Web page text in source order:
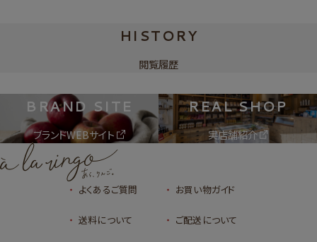
HISTORY
閲覧履歴
BRAND SITE
ブランドWEBサイト
REAL SHOP
実店舗紹介
よくあるご質問 お買い物ガイド
送料について ご配送について